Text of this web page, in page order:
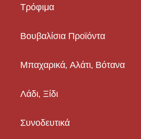
Τρόφιμα
Βουβαλίσια Προϊόντα
Μπαχαρικά, Αλάτι, Βότανα
Λάδι, Ξίδι
Συνοδευτικά